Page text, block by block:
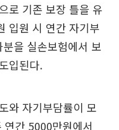
로 기존 보장 틀을 유
입원 시 연간 자기부
을 실손보험에서 보
입된다.
와 자기부담률이 모
간 5000만원에서